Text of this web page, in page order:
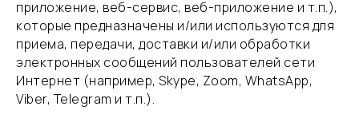
приложение, веб-сервис, веб-приложение и т.п.),
которые предназначены и/или используются для
приема, передачи, доставки и/или обработки
электронных сообщений пользователей сети
Интернет (например, Skype, Zoom, WhatsApp,
Viber, Telegram и т.п.).